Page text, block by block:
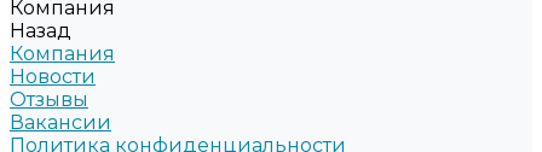
Компания
Назад
Компания
Новости
Отзывы
Вакансии
Политика конфиденциальности